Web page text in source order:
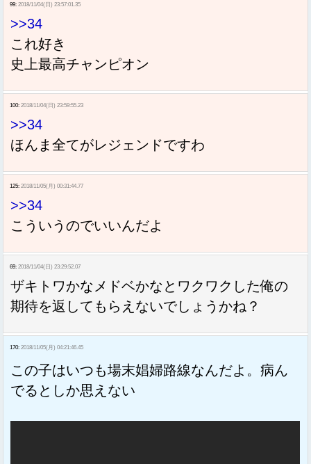
99: 2018/11/04(日) 23:57:01.35
>>34
これ好き
史上最高チャンピオン
100: 2018/11/04(日) 23:59:55.23
>>34
ほんま全てがレジェンドですわ
125: 2018/11/05(月) 00:31:44.77
>>34
こういうのでいいんだよ
69: 2018/11/04(日) 23:29:52.07
ザキトワかなメドベかなとワクワクした俺の
期待を返してもらえないでしょうかね？
170: 2018/11/05(月) 04:21:46.45
この子はいつも場末娼婦路線なんだよ。病ん
でるとしか思えない